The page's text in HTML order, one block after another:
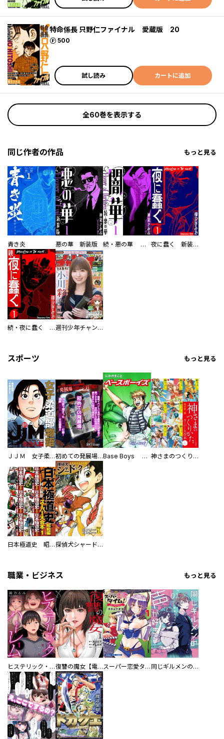
特命係長 只野仁ファイナル 愛蔵版 20
500
ポイント
試し読み カートに追加
全60巻を表示する
同じ作者の作品 もっと見る
青き炎 悪の華 新装版 続・悪の華 闇華 新装版 夜に蠢く 新装版
続・夜に蠢く 新装版 週刊少年チャンピオン
スポーツ もっと見る
ＪＪＭ 女子柔道部物語 社会人編 初めての発展場 【白抜き修正版】 Base Boys 新装版 神さまのつくりかた。スーパー大合本
日本極道史 昭和編 スーパー大合本 探偵犬シャードック（新装版）
職業・ビジネス もっと見る
ヒステリック・ハーレム～搾られる男と堕ちる女～【電子単行本版】 復讐の魔女【電子単行本版】 スーパー恋愛タイム！～現場でドＳな彼女は自宅でデレる～ 同じギルメンの声が好き